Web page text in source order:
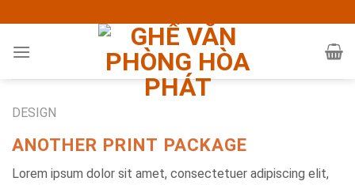
to
content
DESIGN
ANOTHER PRINT PACKAGE
Lorem ipsum dolor sit amet, consectetuer adipiscing elit,